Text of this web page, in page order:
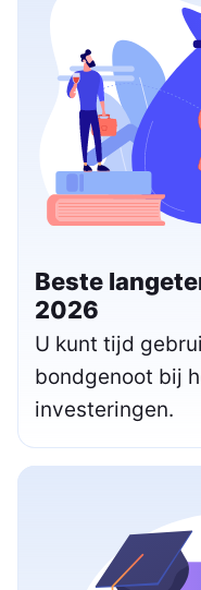
Beste
2026
U kunt tijd
bondgenoot bij
investeringen.